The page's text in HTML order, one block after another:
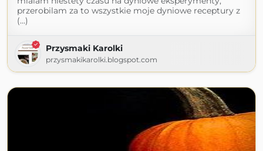
przerobilam za to wszystkie moje dyniowe receptury z
(...)
Przysmaki Karolki
przysmakikarolki.blogspot.com